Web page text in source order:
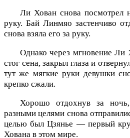
Ли Хован снова посмотрел
руку. Бай Линмяо застенчиво
снова взяла его за руку.
Однако через мгновение Ли
стог сена, закрыл глаза и
тут же мягкие руки девушки
крепко сжали.
Хорошо отдохнув за
разными целями снова
целью был Цзянье — первый
Хована в этом мире.